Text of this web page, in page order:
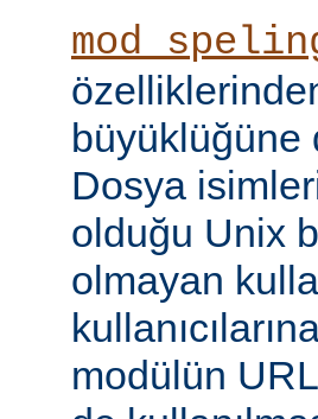
büyüklüğüne
Dosya
olduğu Unix
olmayan
modülün